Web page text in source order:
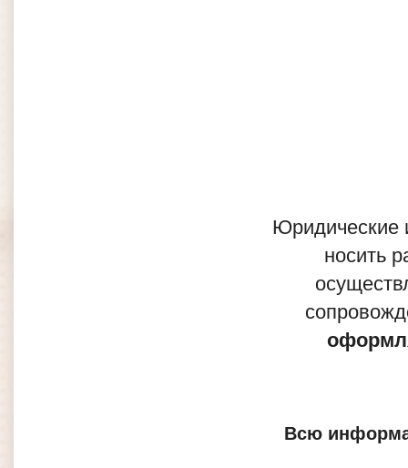
Юридические
носить
Всю